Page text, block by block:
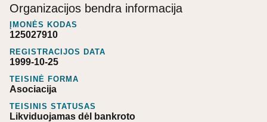
Organizacijos bendra informacija
ĮMONĖS KODAS
125027910
REGISTRACIJOS DATA
1999-10-25
TEISINĖ FORMA
Asociacija
TEISINIS STATUSAS
Likviduojamas dėl bankroto